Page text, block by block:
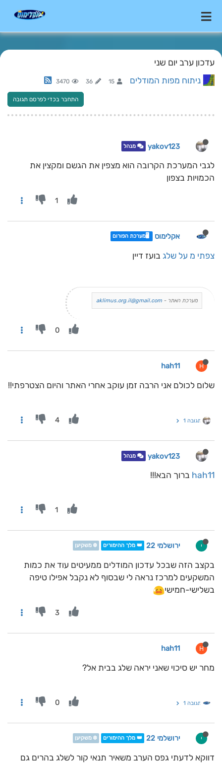
עדכון ערב יום שני
ניתוח מפות המודלים 15
36
3470
התחבר בכדי לפרסם תגובה
yakov123 מנהל
לגבי המערכת הקרובה הוא מצפין את הגשם ומקצין את
הכמויות בצפון
1
אקלימוס 🖥️מערכת הפורום
צפתי מ על שלג בועז דיין
מערכת האתר - aklimus.org.il@gmail.com
0
H
hah11
שלום לכולם אני הרבה זמן עוקב אחרי האתר והיום הצטרפתי!!
תגובה 1 4
yakov123 מנהל
hah11 ברוך הבא!!!
1
י ירושלמי 22 👑 מלך ההימורים ❄️ משקיען
בקצב הזה שבכל עדכון המודלים ממעיטים עוד את כמות
המשקעים למרכז נראה לי שבסוף לא נקבל אפילו טיפה
בשלישי-חמישי
3
H
hah11
מחר יש סיכוי שאני יראה שלג בבית אל?
תגובה 1 0
י ירושלמי 22 👑 מלך ההימורים ❄️ משקיען
דווקא לדעתי גפס הערב משאיר תנאי קור לשלג בהרים גם